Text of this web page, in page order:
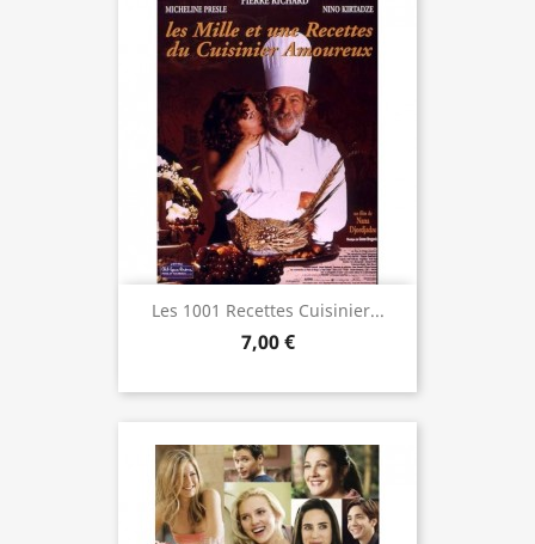
Les 1001 Recettes Cuisinier...
7,00 €